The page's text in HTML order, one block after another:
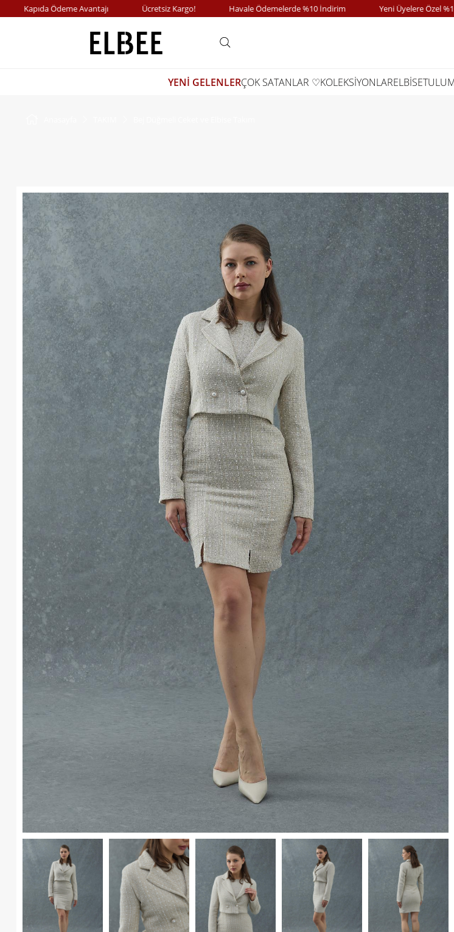
Kapıda Ödeme Avantajı Ücretsiz Kargo! Havale Ödemelerde %10 İndirim Yeni Üyelere Özel %10
YENİ GELENLERÇOK SATANLAR ♡KOLEKSİYONLARELBİSE